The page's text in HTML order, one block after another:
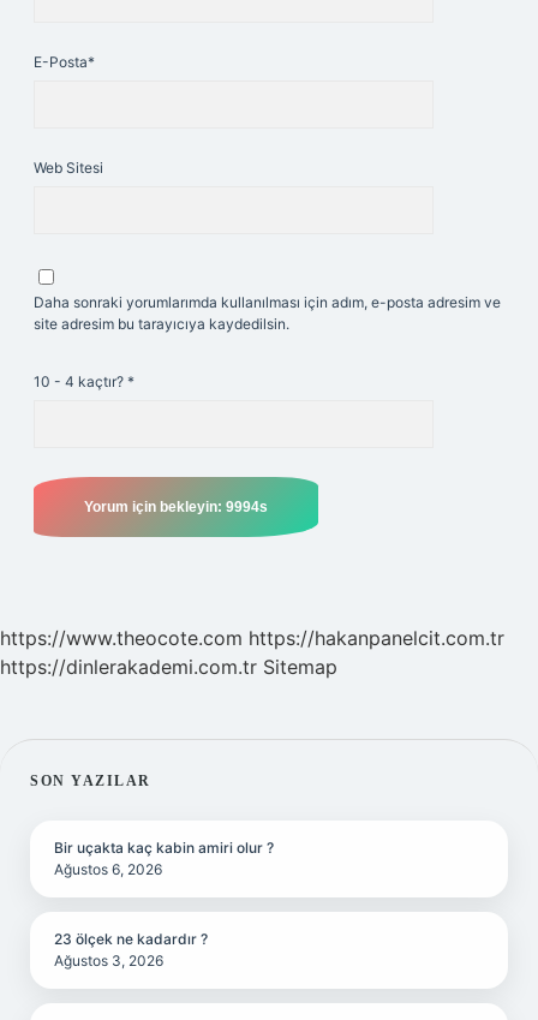
E-Posta*
Web Sitesi
Daha sonraki yorumlarımda kullanılması için adım, e-posta adresim ve
site adresim bu tarayıcıya kaydedilsin.
10 - 4 kaçtır? *
https://www.theocote.com https://hakanpanelcit.com.tr
https://dinlerakademi.com.tr Sitemap
SIDEBAR
SON YAZILAR
Bir uçakta kaç kabin amiri olur ?
Ağustos 6, 2026
23 ölçek ne kadardır ?
Ağustos 3, 2026